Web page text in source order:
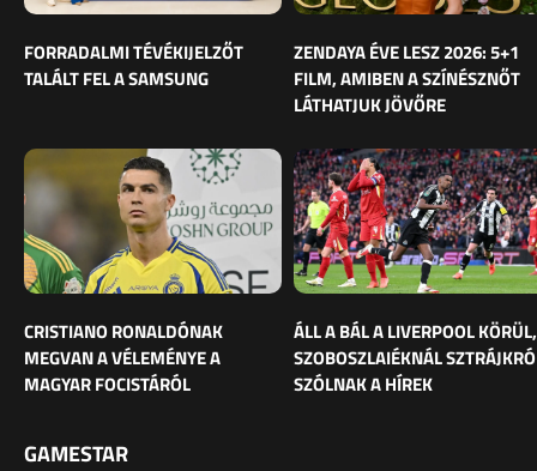
FORRADALMI TÉVÉKIJELZŐT
TALÁLT FEL A SAMSUNG
ZENDAYA ÉVE LESZ 2026: 5+1
FILM, AMIBEN A SZÍNÉSZNŐT
LÁTHATJUK JÖVŐRE
CRISTIANO RONALDÓNAK
MEGVAN A VÉLEMÉNYE A
MAGYAR FOCISTÁRÓL
ÁLL A BÁL A LIVERPOOL KÖRÜL,
SZOBOSZLAIÉKNÁL
SZÓLNAK A HÍREK
GAMESTAR